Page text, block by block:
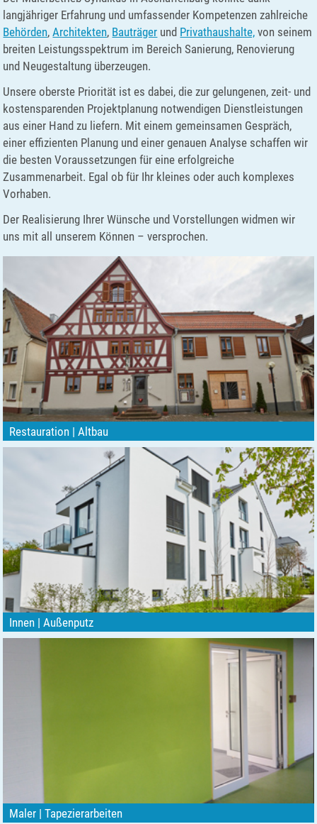
langjähriger Erfahrung und umfassender Kompetenzen zahlreiche
Behörden,Architekten, Bauträger und Privathaushalte, von seinem
breiten Leistungsspektrum im Bereich Sanierung, Renovierung
und Neugestaltung überzeugen.
Unsere oberste Priorität ist es dabei, die zur gelungenen, zeit- und
kostensparenden Projektplanung notwendigen Dienstleistungen
aus einer Hand zu liefern. Mit einem gemeinsamen Gespräch,
einer effizienten Planung und einer genauen Analyse schaffen wir
die besten Voraussetzungen für eine erfolgreiche
Zusammenarbeit. Egal ob für Ihr kleines oder auch komplexes
Vorhaben.
Der Realisierung Ihrer Wünsche und Vorstellungen widmen wir
uns mit all unserem Können – versprochen.
Restauration | Altbau
Innen | Außenputz
Maler | Tapezierarbeiten